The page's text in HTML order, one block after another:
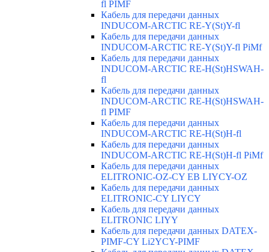
fl PIMF
Кабель для передачи данных
INDUCOM-ARCTIC RE-Y(St)Y-fl
Кабель для передачи данных
INDUCOM-ARCTIC RE-Y(St)Y-fl PiMf
Кабель для передачи данных
INDUCOM-ARCTIC RE-H(St)HSWAH-
fl
Кабель для передачи данных
INDUCOM-ARCTIC RE-H(St)HSWAH-
fl PIMF
Кабель для передачи данных
INDUCOM-ARCTIC RE-H(St)H-fl
Кабель для передачи данных
INDUCOM-ARCTIC RE-H(St)H-fl PiMf
Кабель для передачи данных
ELITRONIC-OZ-CY EB LIYCY-OZ
Кабель для передачи данных
ELITRONIC-CY LIYCY
Кабель для передачи данных
ELITRONIC LIYY
Кабель для передачи данных DATEX-
PIMF-CY Li2YCY-PIMF